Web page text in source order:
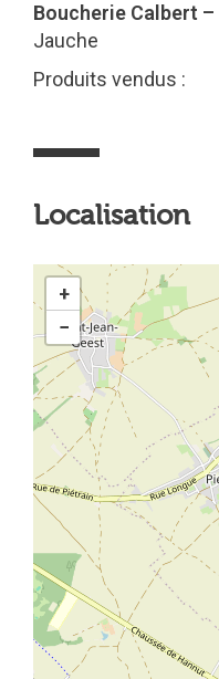
Boucherie Calbert –
Jauche
Produits vendus :
Localisation
+
−